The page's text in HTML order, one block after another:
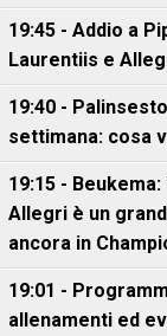
19:45 - Addio a
Laurentiis e
19:40 -
settimana: cosa
19:15 -
Allegri è un
ancora in
19:01 -
allenamenti ed